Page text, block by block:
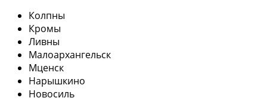
Колпны
Кромы
Ливны
Малоархангельск
Мценск
Нарышкино
Новосиль